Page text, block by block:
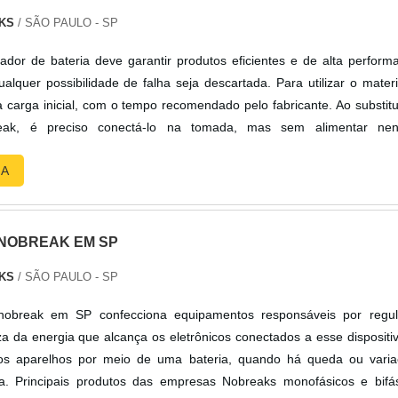
no segmento. Esse tipo de cuidado ajuda a garantir a
de pagamento disponíveis; Amplo estoque de produtos;
grandes demandas; Comprometimento com o resultado final.A
New Cabos tem a solução ideal para cabo solar
condutor.Isso se deve ao fato de ser uma empresa
seus serviços, características possíveis pelo fato de ter escritório de
multidisciplinar de consultores associados e profissionais com
de atuação, garante o sucesso de cada cliente de ponta a ponta.
/ SÃO PAULO - SP
de bateria deve garantir produtos eficientes e de alta
possibilidade de falha seja descartada. Para utilizar o
carga inicial, com o tempo recomendado pelo fabricante. Ao
é preciso conectá-lo na tomada, mas sem alimentar
EM SP
/ SÃO PAULO - SP
em SP confecciona equipamentos responsáveis por
da energia que alcança os eletrônicos conectados a esse
aparelhos por meio de uma bateria, quando há queda ou
Principais produtos das empresas Nobreaks monofásicos e